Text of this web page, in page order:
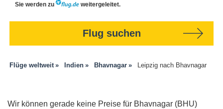
Sie werden zu weitergeleitet.
Flug suchen
Flüge weltweit Indien Bhavnagar Leipzig nach Bhavnagar
Wir können gerade keine Preise für Bhavnagar (BHU)